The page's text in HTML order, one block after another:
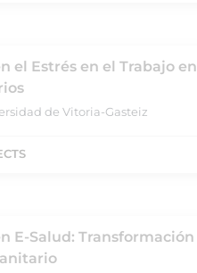
el Estrés en el Trabajo en
de Vitoria-Gasteiz
E-Salud: Transformación